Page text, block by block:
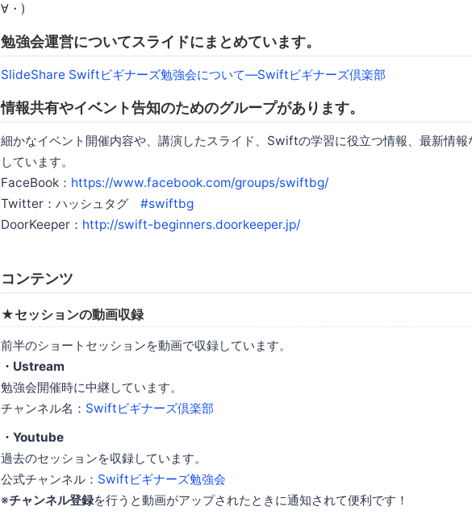
∀・)
勉強会運営についてスライドにまとめています。
SlideShare Swiftビギナーズ勉強会について―Swiftビギナーズ倶楽部
情報共有やイベント告知のためのグループがあります。
細かなイベント開催内容や、講演したスライド、Swiftの学習に役立つ情報、最新情報
しています。
FaceBook： https://www.facebook.com/groups/swiftbg/
Twitter：ハッシュタグ #swiftbg
DoorKeeper： http://swift-beginners.doorkeeper.jp/
コンテンツ
★セッションの動画収録
前半のショートセッションを動画で収録しています。
・Ustream
勉強会開催時に中継しています。
チャンネル名： Swiftビギナーズ倶楽部
・Youtube
過去のセッションを収録しています。
公式チャンネル： Swiftビギナーズ勉強会
※チャンネル登録を行うと動画がアップされたときに通知されて便利です！